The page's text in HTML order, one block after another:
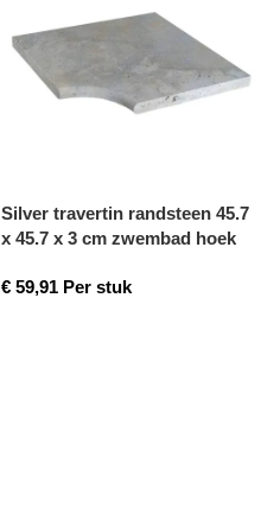
Silver travertin randsteen 45.7
x 45.7 x 3 cm zwembad hoek
€ 59,91 Per stuk